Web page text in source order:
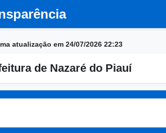
atualização em 24/07/2026 22:23
de Nazaré do Piauí